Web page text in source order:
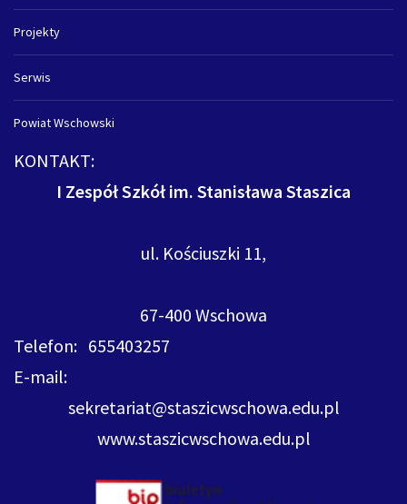
Projekty
Serwis
Powiat Wschowski
KONTAKT:
I Zespół Szkół im. Stanisława Staszica
ul. Kościuszki 11,
67-400 Wschowa
Telefon: 655403257
E-mail:
sekretariat@staszicwschowa.edu.pl
www.staszicwschowa.edu.pl